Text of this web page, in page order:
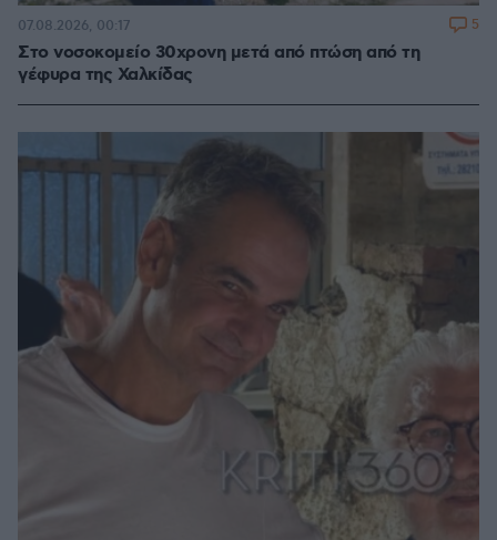
Στο νοσοκομείο 30χρονη μετά από πτώση από τη
γέφυρα της Χαλκίδας
07.08.2026, 00:17 5